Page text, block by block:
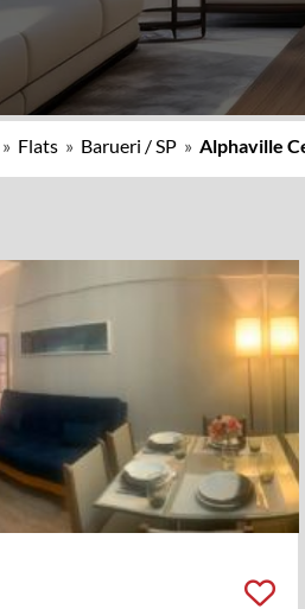
» Flats » Barueri / SP » Alphaville